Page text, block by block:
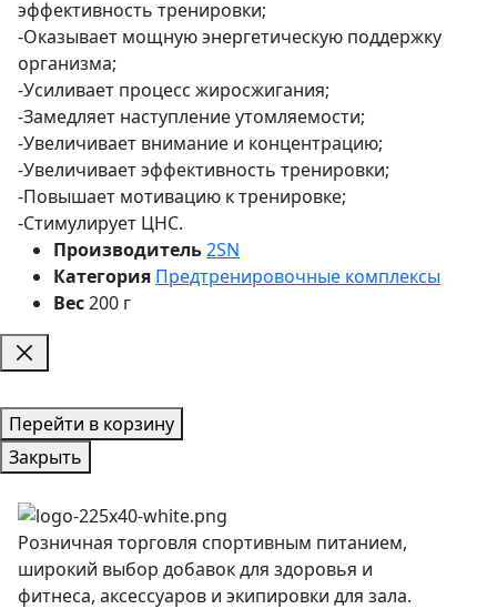
эффективность тренировки;
-Оказывает мощную энергетическую поддержку
организма;
-Усиливает процесс жиросжигания;
-Замедляет наступление утомляемости;
-Увеличивает внимание и концентрацию;
-Увеличивает эффективность тренировки;
-Повышает мотивацию к тренировке;
-Стимулирует ЦНС.
Производитель2SN
Категория Предтренировочные комплексы
Вес200 г
Перейти в корзину
Закрыть
Розничная торговля спортивным питанием,
широкий выбор добавок для здоровья и
фитнеса, аксессуаров и экипировки для зала.